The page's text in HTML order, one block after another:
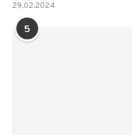
29.02.2024
5